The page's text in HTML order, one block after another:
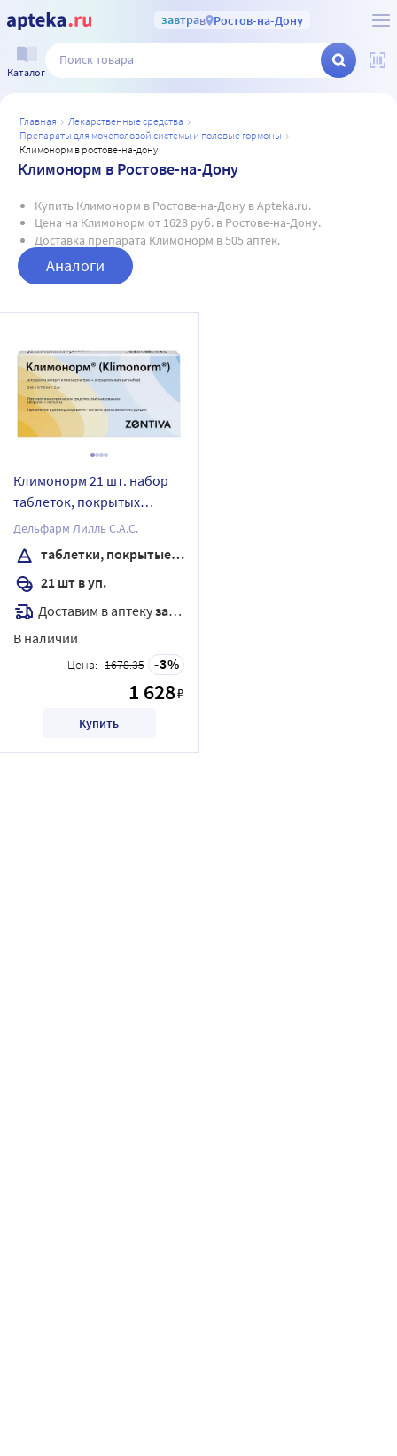
завтрав Ростов-на-Дону
Каталог
главная
лекарственные средства
препараты для мочеполовой системы и половые гормоны
климонорм в ростове-на-дону
Климонорм в Ростове-на-Дону
Купить Климонорм в Ростове-на-Дону в Apteka.ru.
Цена на Климонорм от 1628 руб. в Ростове-на-Дону.
Доставка препарата Климонорм в 505 аптек.
Аналоги
Климонорм 21 шт. набор
таблеток, покрытых
пленочной оболочкой
Дельфарм Лилль С.А.С.
таблетки, покрытые пленочной оболочкой
21 шт в уп.
Доставим в аптекузавтра
В наличии
Цена: 1678.35 3
1 628₽
Купить